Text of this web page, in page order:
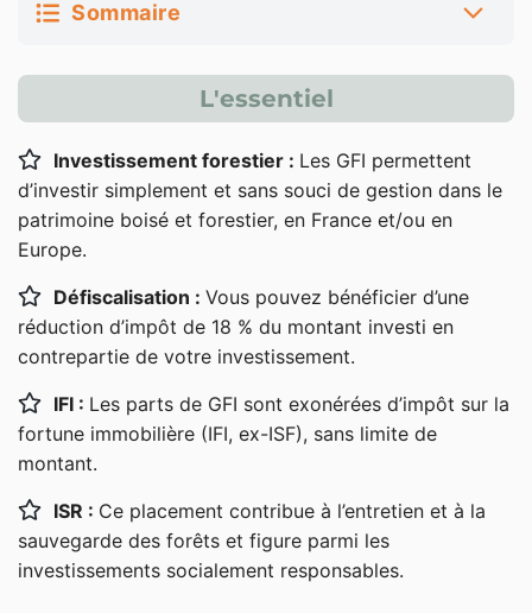
Sommaire
Définition du groupement forestier
Qu’est-ce qu’un GFI ?
Les avantages du GFI
Différences entre un GFI et un GFF
Fonctionnement d’un GFI
Comment réaliser un investissement forestier avec un
Rendement d’un groupement forestier
d’investissement
Frais et risques
Fiscalité du GFI
L'essentiel
Investissement forestier : Les GFI permettent
d’investir simplement et sans souci de gestion dans le
patrimoine boisé et forestier, en France et/ou en
Europe.
Défiscalisation : Vous pouvez bénéficier d’une
réduction d’impôt de 18 % du montant investi en
contrepartie de votre investissement.
IFI : Les parts de GFI sont exonérées d’impôt sur la
fortune immobilière (IFI, ex-ISF), sans limite de
montant.
ISR : Ce placement contribue à l’entretien et à la
sauvegarde des forêts et figure parmi les
investissements socialement responsables.